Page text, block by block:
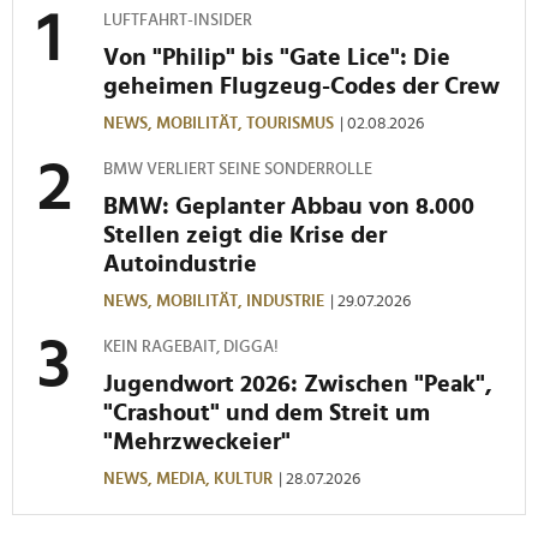
LUFTFAHRT-INSIDER
Von "Philip" bis "Gate Lice": Die
geheimen Flugzeug-Codes der Crew
NEWS, MOBILITÄT, TOURISMUS | 02.08.2026
BMW VERLIERT SEINE SONDERROLLE
BMW: Geplanter Abbau von 8.000
Stellen zeigt die Krise der
Autoindustrie
NEWS, MOBILITÄT, INDUSTRIE | 29.07.2026
KEIN RAGEBAIT, DIGGA!
Jugendwort 2026: Zwischen "Peak",
"Crashout" und dem Streit um
"Mehrzweckeier"
NEWS, MEDIA, KULTUR | 28.07.2026